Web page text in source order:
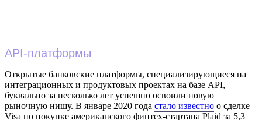
API-платформы
Открытые банковские платформы, специализирующиеся на
интеграционных и продуктовых проектах на базе API,
буквально за несколько лет успешно освоили новую
рыночную нишу. В январе 2020 года стало известно о сделке
Visa по покупке американского финтех-стартапа Plaid за 5,3